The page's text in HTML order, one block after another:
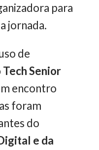
para
jornada.
de
Tech Senior
encontro
foram
do
e da